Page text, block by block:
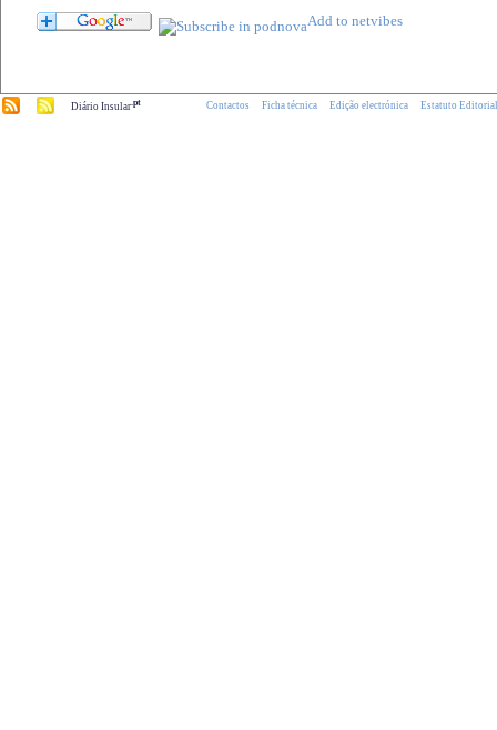
Diário Insular.pt Contactos Ficha técnica Edição electrónica Estatuto Editorial